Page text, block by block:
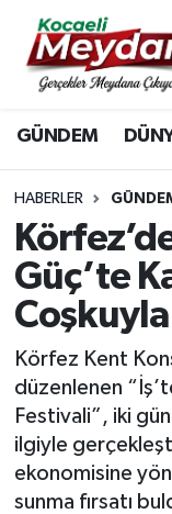
GÜNDEM
HABERLER
Güç’te
Körfez Kent
düzenlenen
Festivali”, iki
ilgiyle
ekonomisine yön
sunma fırsatı
Nöbetçi
Hava
Trafik
Süper Lig
Tüm
Son Dakika
Haber Arşivi